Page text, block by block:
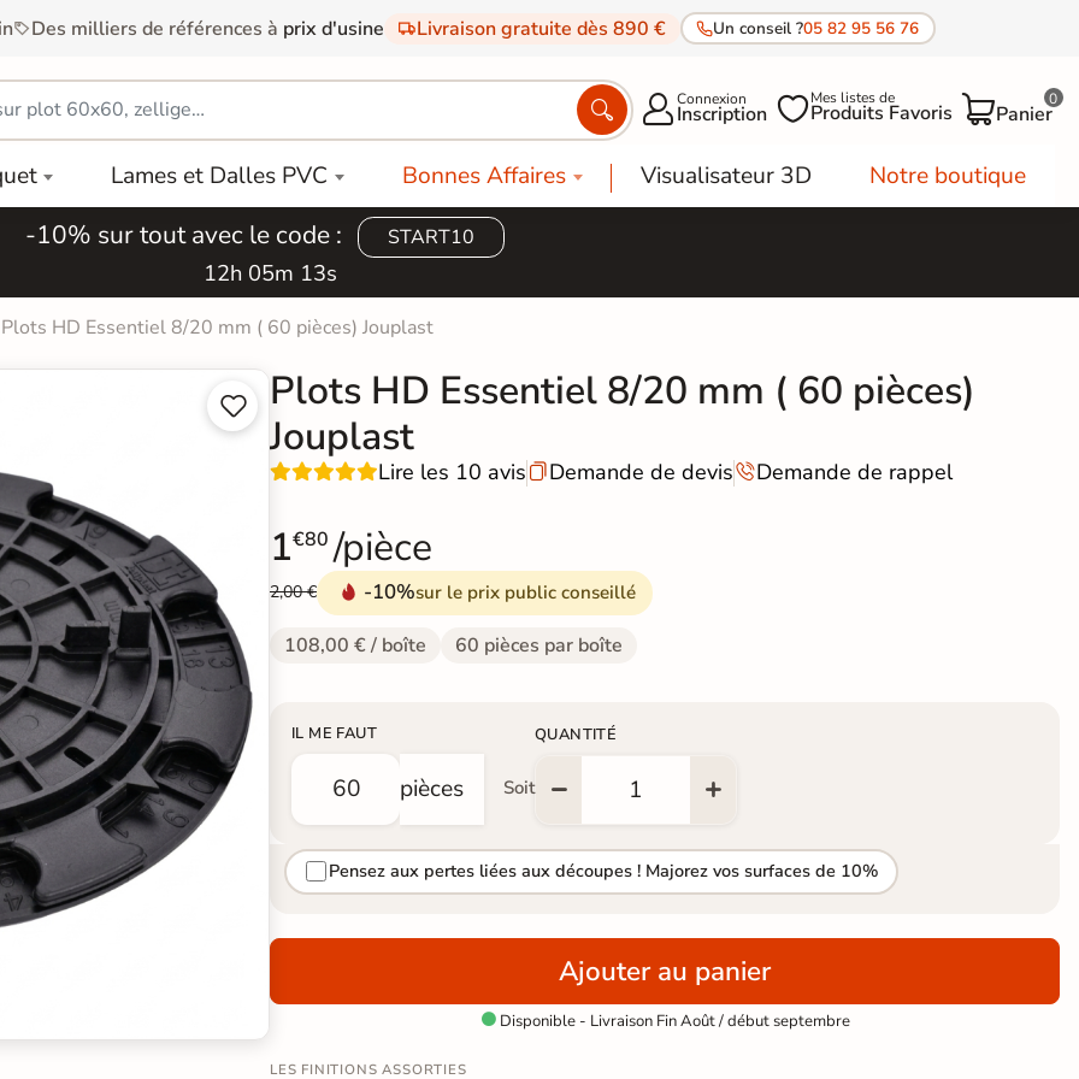
Des milliers de références à prix d'usine Livraison gratuite dès 890 € Un conseil ?05 82 95 56 76
 Connexion
Inscription Mes listes de
Produits Favoris Panier
0
Lames et Dalles PVC Bonnes Affaires Visualisateur 3D Notre boutique
-10% sur tout avec le code : START10
12h 05m 12s
Plots HD Essentiel 8/20 mm ( 60 pièces) Jouplast


Plots HD Essentiel 8/20 mm ( 60 pièces)
Jouplast
Lire les 10 avis Demande de devisDemande de rappel
1€80 /pièce
2,00 € -10%sur le prix public conseillé
108,00 € / boîte 60 pièces par boîte
IL ME FAUT
pièces Soit
QUANTITÉ
Pensez aux pertes liées aux découpes ! Majorez vos surfaces de 10%
Ajouter au panier
Disponible - Livraison Fin Août / début septembre
LES FINITIONS ASSORTIES